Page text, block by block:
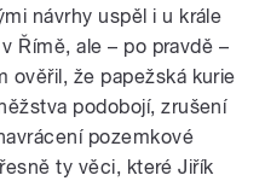
návrhy uspěl i u krále
Římě, ale – po pravdě –
ověřil, že papežská kurie
podobojí, zrušení
pozemkové
ty věci, které Jiřík